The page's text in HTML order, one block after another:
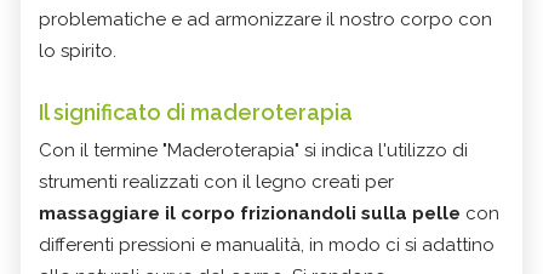
problematiche e ad armonizzare il nostro corpo con
lo spirito.
Il significato di maderoterapia
Con il termine "Maderoterapia" si indica l'utilizzo di
strumenti realizzati con il legno creati per
massaggiare il corpo frizionandoli sulla pelle con
differenti pressioni e manualità, in modo ci si adattino